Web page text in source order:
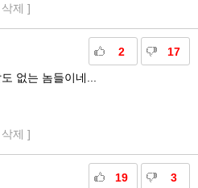
삭제 ]
2 17
없는 놈들이네...
삭제 ]
19 3